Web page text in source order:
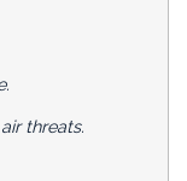
threats.